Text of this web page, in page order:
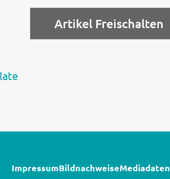
Artikel Freischalten
ImpressumBildnachweiseMediadaten